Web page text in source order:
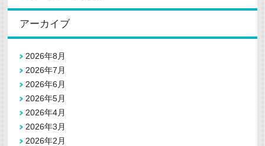
アーカイブ
2026年8月
2026年7月
2026年6月
2026年5月
2026年4月
2026年3月
2026年2月